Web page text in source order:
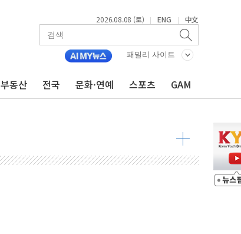
2026.08.08 (토) | ENG | 中文
패밀리 사이트
부동산 전국 문화·연예 스포츠 GAM
중단